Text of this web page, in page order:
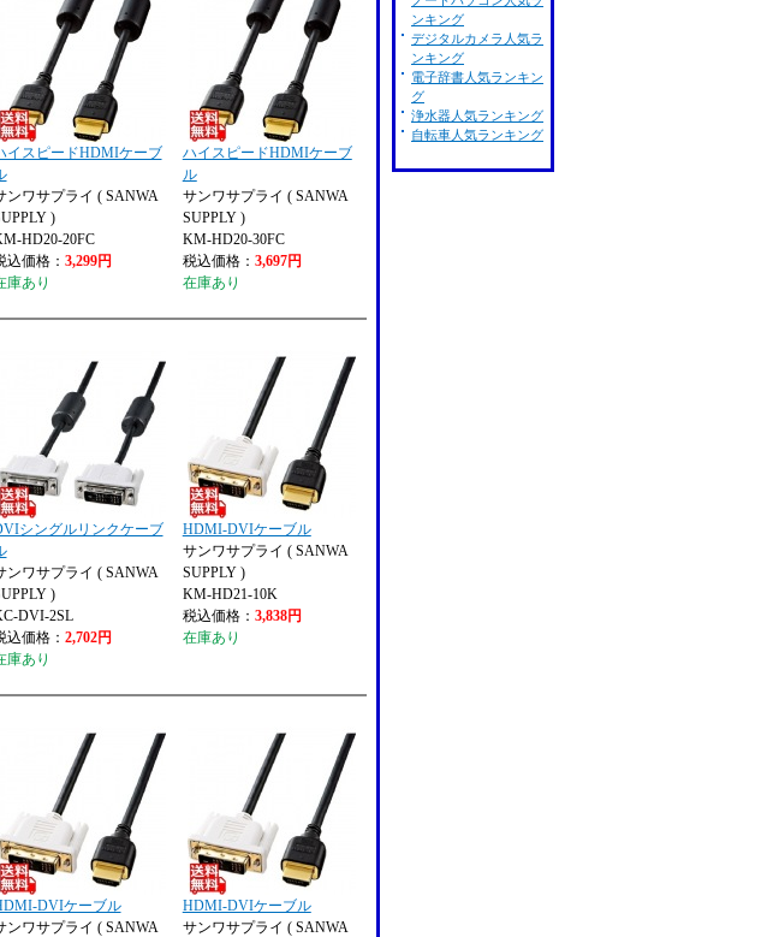
イスピードHDMIケーブ
ンワサプライ ( SANWA
)
HD20-20FC
込価格： 3,299円
庫あり
ハイスピードHDMIケーブ
ル
サンワサプライ ( SANWA
SUPPLY )
KM-HD20-30FC
税込価格： 3,697円
在庫あり
シングルリンクケーブ
ンワサプライ ( SANWA
)
DVI-2SL
込価格： 2,702円
庫あり
HDMI-DVIケーブル
サンワサプライ ( SANWA
SUPPLY )
KM-HD21-10K
税込価格： 3,838円
在庫あり
DVIケーブル
ンワサプライ ( SANWA
HDMI-DVIケーブル
サンワサプライ ( SANWA
ンキング
デジタルカメラ人気ラ
ンキング
電子辞書人気ランキン
グ
浄水器人気ランキング
自転車人気ランキング